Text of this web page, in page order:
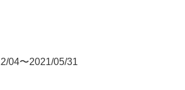
04〜2021/05/31